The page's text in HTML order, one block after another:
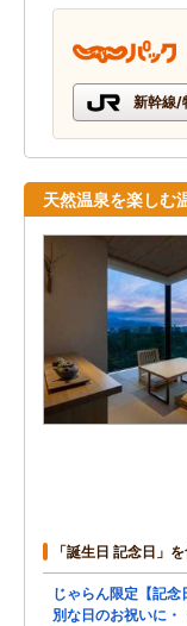
新幹線/
天然温泉を楽しむ
「誕生日 記念日」
じゃらん限定【記
別な日のお祝いに